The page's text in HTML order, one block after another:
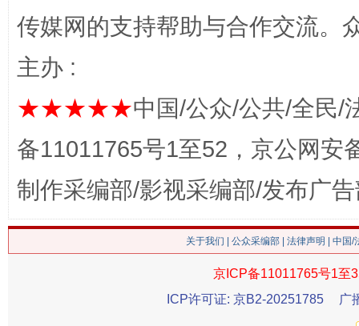
网上购药对药下症？
谢
传媒网的支持帮助与合作交流。
主办 :
★★★★★中国/公众/公共/全民/
备11011765号1至52，京公网安
制作采编部/影视采编部/发布广
关于我们 公众采编部 法律声明 | 中国
京ICP备11011765号1至
ICP许可证: 京B2-20251785
广